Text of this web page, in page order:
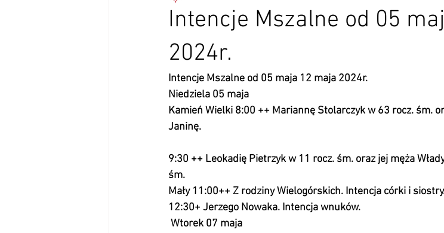
Intencje Mszalne od 05
2024r.
Intencje Mszalne od 05 maja 12 maja 2024r.
Niedziela 05 maja
Kamień Wielki 8:00 ++ Mariannę Stolarczyk w 63 rocz. śm.
9:30 ++ Leokadię Pietrzyk w 11 rocz. śm. oraz jej męża
śm.
Mały 11:00++ Z rodziny Wielogórskich. Intencja córki i
12:30+ Jerzego Nowaka. Intencja wnuków.
Wtorek 07 maja